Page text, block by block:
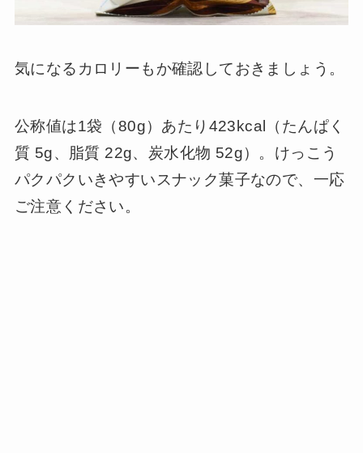
気になるカロリーもか確認しておきましょう。
公称値は1袋（80g）あたり423kcal（たんぱく
質 5g、脂質 22g、炭水化物 52g）。けっこう
パクパクいきやすいスナック菓子なので、一応
ご注意ください。